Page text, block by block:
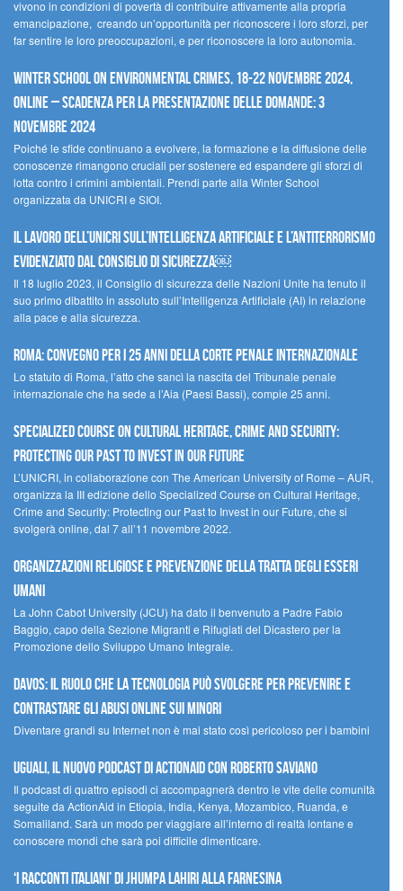
vivono in condizioni di povertà di contribuire attivamente alla propria
emancipazione, creando un’opportunità per riconoscere i loro sforzi, per
far sentire le loro preoccupazioni, e per riconoscere la loro autonomia.
Winter School on Environmental Crimes, 18-22 novembre 2024,
Online – Scadenza per la presentazione delle domande: 3
novembre 2024
Poiché le sfide continuano a evolvere, la formazione e la diffusione delle
conoscenze rimangono cruciali per sostenere ed espandere gli sforzi di
lotta contro i crimini ambientali. Prendi parte alla Winter School
organizzata da UNICRI e SIOI.
Il lavoro dell’UNICRI sull’intelligenza artificiale e l’antiterrorismo
evidenziato dal Consiglio di Sicurezza￼
Il 18 luglio 2023, il Consiglio di sicurezza delle Nazioni Unite ha tenuto il
suo primo dibattito in assoluto sull’Intelligenza Artificiale (AI) in relazione
alla pace e alla sicurezza.
Roma: convegno per i 25 anni della Corte penale internazionale
Lo statuto di Roma, l’atto che sancì la nascita del Tribunale penale
internazionale che ha sede a l’Aia (Paesi Bassi), compie 25 anni.
Specialized Course on Cultural Heritage, Crime and Security:
Protecting our Past to Invest in our Future
L’UNICRI, in collaborazione con The American University of Rome – AUR,
organizza la III edizione dello Specialized Course on Cultural Heritage,
Crime and Security: Protecting our Past to Invest in our Future, che si
svolgerà online, dal 7 all’11 novembre 2022.
Organizzazioni religiose e prevenzione della tratta degli esseri
umani
La John Cabot University (JCU) ha dato il benvenuto a Padre Fabio
Baggio, capo della Sezione Migranti e Rifugiati del Dicastero per la
Promozione dello Sviluppo Umano Integrale.
Davos: il ruolo che la tecnologia può svolgere per prevenire e
contrastare gli abusi online sui minori
Diventare grandi su Internet non è mai stato così pericoloso per i bambini
UGUALI, il nuovo podcast di ACTIONAID con Roberto Saviano
Il podcast di quattro episodi ci accompagnerà dentro le vite delle comunità
seguite da ActionAid in Etiopia, India, Kenya, Mozambico, Ruanda, e
Somaliland. Sarà un modo per viaggiare all’interno di realtà lontane e
conoscere mondi che sarà poi difficile dimenticare.
‘I racconti italiani’ di Jhumpa Lahiri alla Farnesina